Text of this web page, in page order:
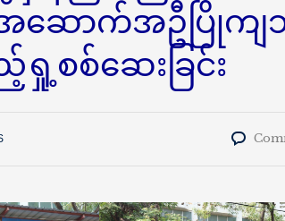
ဆောက်အဦပြိုက
ရှု့စစ်ဆေးခြင်း